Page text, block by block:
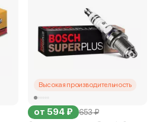
Высокая производительность
от 594 ₽ 653 ₽